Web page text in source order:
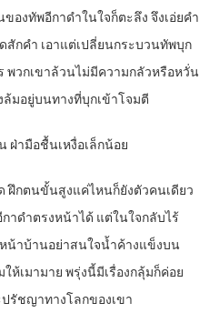
องทัพอีกาดำในใจก็ตะลึง จึงเอ่ยคำ
สักคำ เอาแต่เปลี่ยนกระบวนทัพบุก
พวกเขาล้วนไม่มีความกลัวหรือหวั่น
มอยู่บนทางที่บุกเข้าโจมตี
ฝ่ามือชื้นเหงื่อเล็กน้อย
ฝึกตนขั้นสูงแค่ไหนก็ยังตัวคนเดียว
าดำตรงหน้าได้ แต่ในใจกลับไร้
น้าบ้านอย่าสนใจน้ำค้างแข็งบน
ห้เมามาย พรุ่งนี้มีเรื่องกลุ้มก็ค่อย
รัชญาทางโลกของเขา